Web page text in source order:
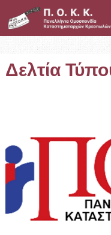
Μετάβαση
Παρουσίαση
Νέα
Δελτία Τύπου /
Επίκαιρα Θέματα
Δελτία